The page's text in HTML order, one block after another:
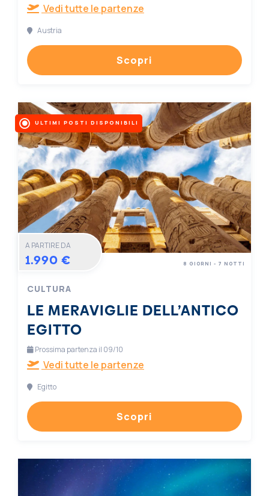
Vedi tutte le partenze
Austria
Scopri
ULTIMI POSTI DISPONIBILI
A PARTIRE DA
1.990 €
CULTURA
LE MERAVIGLIE DELL’ANTICO
EGITTO
8 GIORNI - 7 NOTTI
Prossima partenza il 09/10
Vedi tutte le partenze
Egitto
Scopri